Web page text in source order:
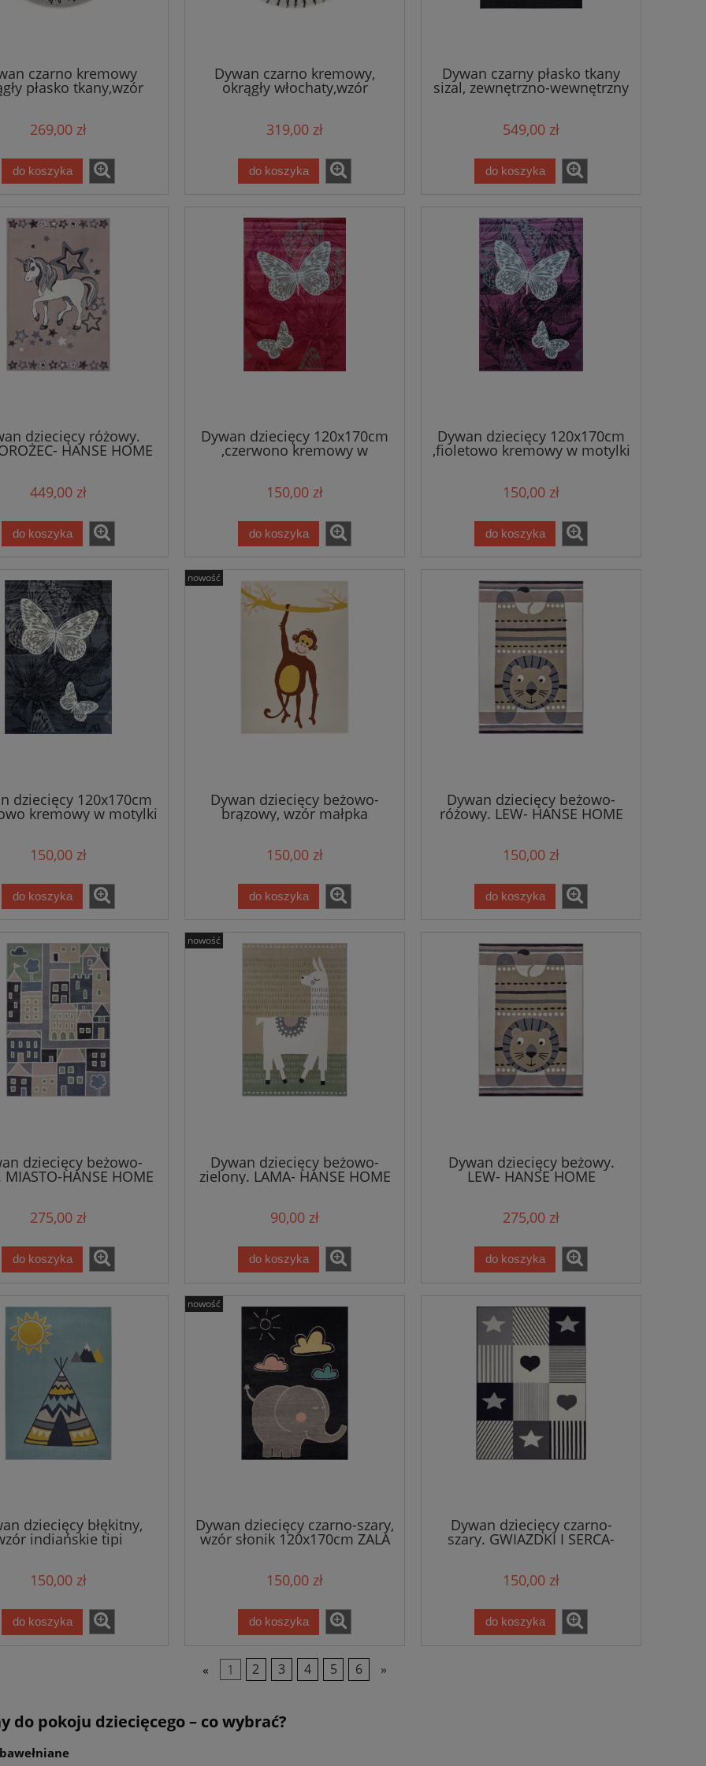
cena:799,00 zł 449,00 zł Najniższa cena:999,00 zł
czarno kremowy
płasko tkany,wzór
,LEW Tapeso 160cm
269,00 zł
do koszyka
Dywan czarno kremowy,
okrągły włochaty,wzór
dziecięcy LWA Zala Living
319,00 zł
do koszyka
Dywan czarny płasko tkany
sizal, zewnętrzno-wewnętrzny
Hanse-Home 200x290
549,00 zł
do koszyka
dziecięcy różowy.
HANSE HOME
449,00 zł
do koszyka
Dywan dziecięcy 120x170cm
,czerwono kremowy w
motylki miękki krótki włos
150,00 zł
do koszyka
Dywan dziecięcy 120x170cm
,fioletowo kremowy w motylki
miękki krótki włos Hanse
150,00 zł
do koszyka
dziecięcy 120x170cm
kremowy w motylki
krótki włos Hanse
150,00 zł
do koszyka
Dywan dziecięcy beżowo-
brązowy, wzór małpka
120x170cm ZALA LIVING
150,00 zł
do koszyka
nowość
Dywan dziecięcy beżowo-
różowy. LEW- HANSE HOME
150,00 zł
do koszyka
dziecięcy beżowo-
MIASTO-HANSE HOME
275,00 zł
do koszyka
Dywan dziecięcy beżowo-
zielony. LAMA- HANSE HOME
90,00 zł
do koszyka
nowość
Dywan dziecięcy beżowy.
LEW- HANSE HOME
275,00 zł
do koszyka
dziecięcy błękitny,
indiańskie tipi
ZALA LIVING
150,00 zł
do koszyka
Dywan dziecięcy czarno-szary,
wzór słonik 120x170cm ZALA
150,00 zł
do koszyka
nowość
Dywan dziecięcy czarno-
szary. GWIAZDKI I SERCA-
HANSE HOME 120x170cm
150,00 zł
do koszyka
« 1 2 3 4 5 6 »
do pokoju dziecięcego – co wybrać?